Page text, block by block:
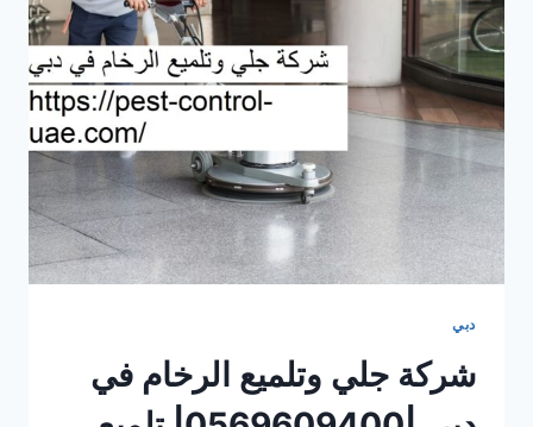
دبي
شركة جلي وتلميع الرخام في